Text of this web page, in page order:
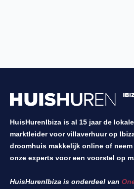
HuisHurenIbiza is al 15 jaar de
marktleider voor villaverhuur op
droomhuis makkelijk online of
onze experts voor een voorstel op
HuisHurenIbiza is onderdeel van